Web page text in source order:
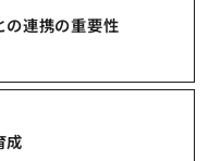
の連携の重要性
成